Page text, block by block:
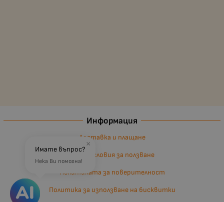
Информация
Доставка и плащане
Общи условия за ползване
Политиката за поверителност
Политика за използване на бисквитки
×
Имате въпрос?
Нека Ви помогна!